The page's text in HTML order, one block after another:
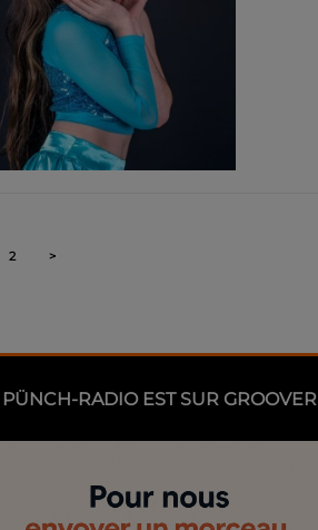
2 >
PÜNCH-RADIO EST SUR GROOVER